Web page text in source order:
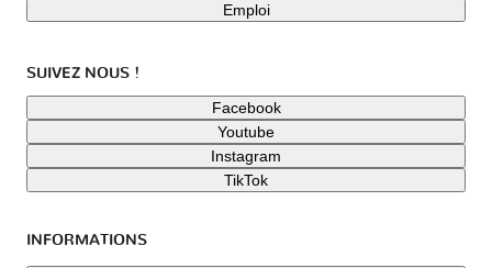
Emploi
SUIVEZ NOUS !
Facebook
Youtube
Instagram
TikTok
INFORMATIONS